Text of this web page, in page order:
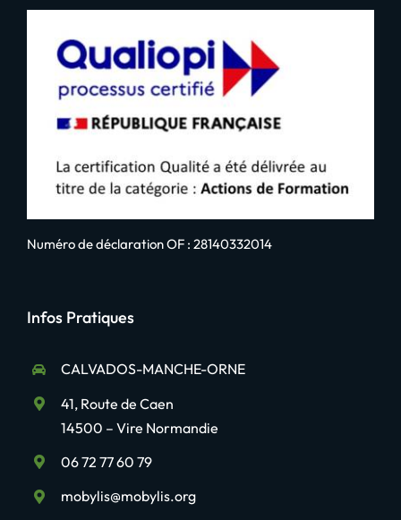
Numéro de déclaration OF : 28140332014
Infos Pratiques
CALVADOS-MANCHE-ORNE
41, Route de Caen
14500 – Vire Normandie
06 72 77 60 79
mobylis@mobylis.org